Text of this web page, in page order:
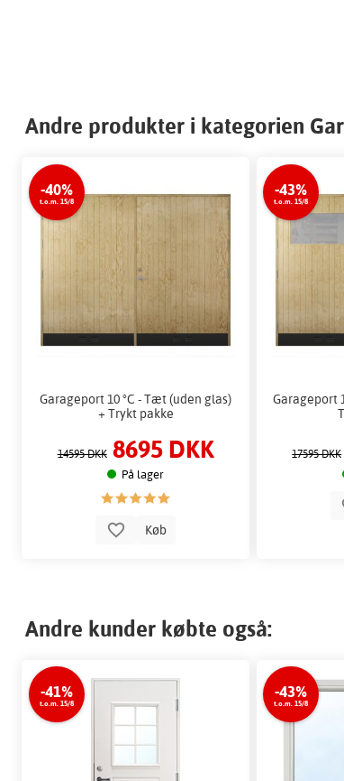
Andre produkter i kategorien
-40%
t.o.m. 15/8
Garageport 10 °C - Tæt (uden glas)
+ Trykt pakke
14595 DKK 8695 DKK
På lager
Køb
-43%
t.o.m. 15/8
Garageport
17595 DKK
Andre kunder købte også:
-41%
t.o.m. 15/8
-43%
t.o.m. 15/8